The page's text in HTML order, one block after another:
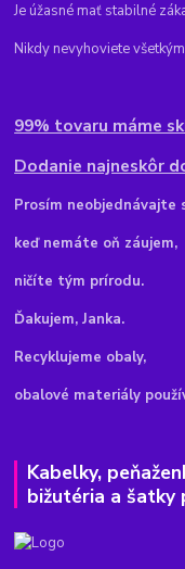
Je úžasné mať stabilné
Nikdy nevyhoviete
99% tovaru máme
Dodanie najneskôr
Prosím neobjednávajte
keď nemáte oň záujem,
ničíte tým prírodu.
Ďakujem, Janka.
Recyklujeme obaly,
obalové materiály
Kabelky,
bižutéria a šatky